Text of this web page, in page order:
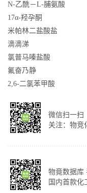
N-乙酰－L-脯氨酸
17α-羟孕酮
米帕林二盐酸盐
滴滴涕
氯普马嗪盐酸
氟奋乃静
2,6-二氯苯甲酸
微信扫一扫
关注：物竞
物竟数据库
国内首款化